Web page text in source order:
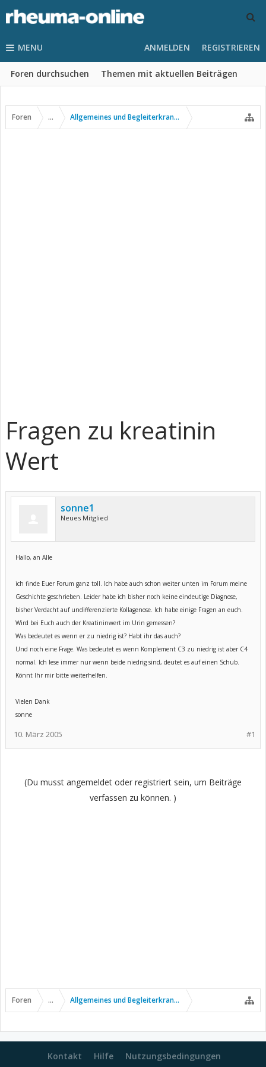
MENU
Foren durchsuchen Themen mit aktuellen Beiträgen
ANMELDEN REGISTRIEREN
Foren ... Allgemeines und Begleiterkrankungen
Fragen zu kreatinin
Wert
sonne1
Neues Mitglied
Hallo, an Alle
ich finde Euer Forum ganz toll. Ich habe auch schon weiter unten im Forum meine
Geschichte geschrieben. Leider habe ich bisher noch keine eindeutige Diagnose,
bisher Verdacht auf undifferenzierte Kollagenose. Ich habe einige Fragen an euch.
Wird bei Euch auch der Kreatininwert im Urin gemessen?
Was bedeutet es wenn er zu niedrig ist? Habt ihr das auch?
Und noch eine Frage. Was bedeutet es wenn Komplement C3 zu niedrig ist aber C4
normal. Ich lese immer nur wenn beide niedrig sind, deutet es auf einen Schub.
Könnt Ihr mir bitte weiterhelfen.
Vielen Dank
sonne
#1
10. März 2005
(Du musst angemeldet oder registriert sein, um Beiträge
verfassen zu können. )
Foren ... Allgemeines und Begleiterkrankungen
Kontakt Hilfe Nutzungsbedingungen